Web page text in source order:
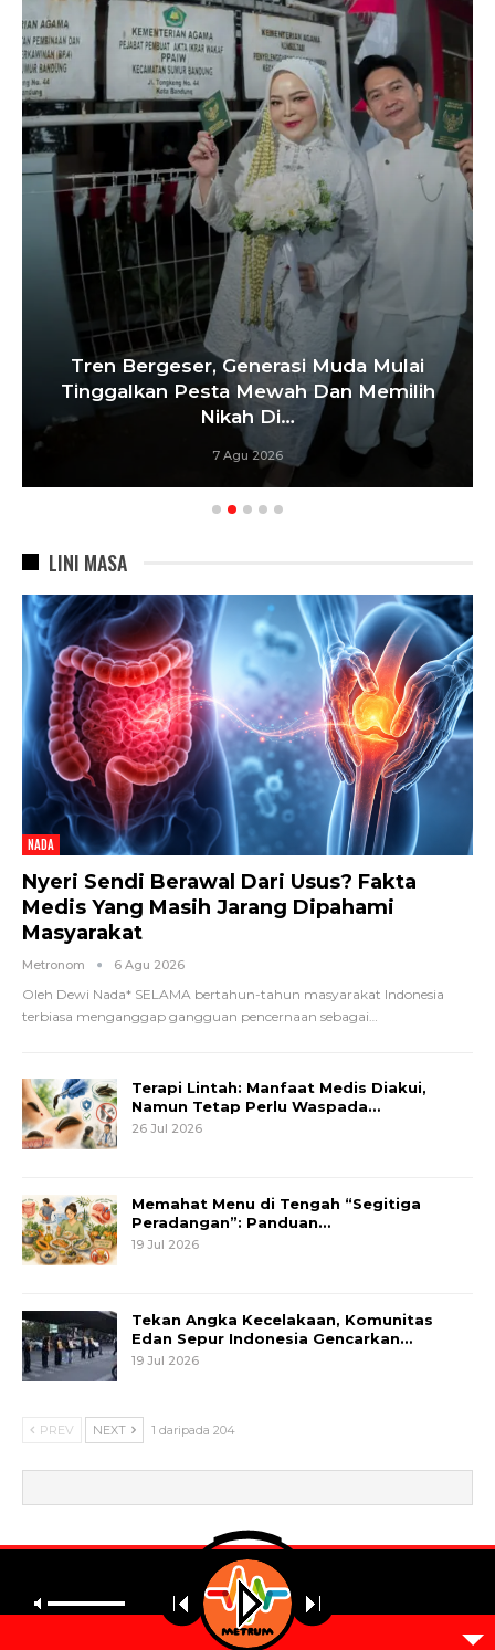
Tren Bergeser, Generasi Muda Mulai
Tinggalkan Pesta Mewah Dan Memilih
Nikah Di…
7 Agu 2026
LINI MASA
NADA
Nyeri Sendi Berawal Dari Usus? Fakta
Medis Yang Masih Jarang Dipahami
Masyarakat
Metronom 6 Agu 2026
Oleh Dewi Nada* SELAMA bertahun-tahun masyarakat Indonesia
terbiasa menganggap gangguan pencernaan sebagai…
Terapi Lintah: Manfaat Medis Diakui,
Namun Tetap Perlu Waspada…
26 Jul 2026
Memahat Menu di Tengah “Segitiga
Peradangan”: Panduan…
19 Jul 2026
Tekan Angka Kecelakaan, Komunitas
Edan Sepur Indonesia Gencarkan…
19 Jul 2026
PREV NEXT 1 daripada 204
© 2026 - Metrum. All Rights Reserved.